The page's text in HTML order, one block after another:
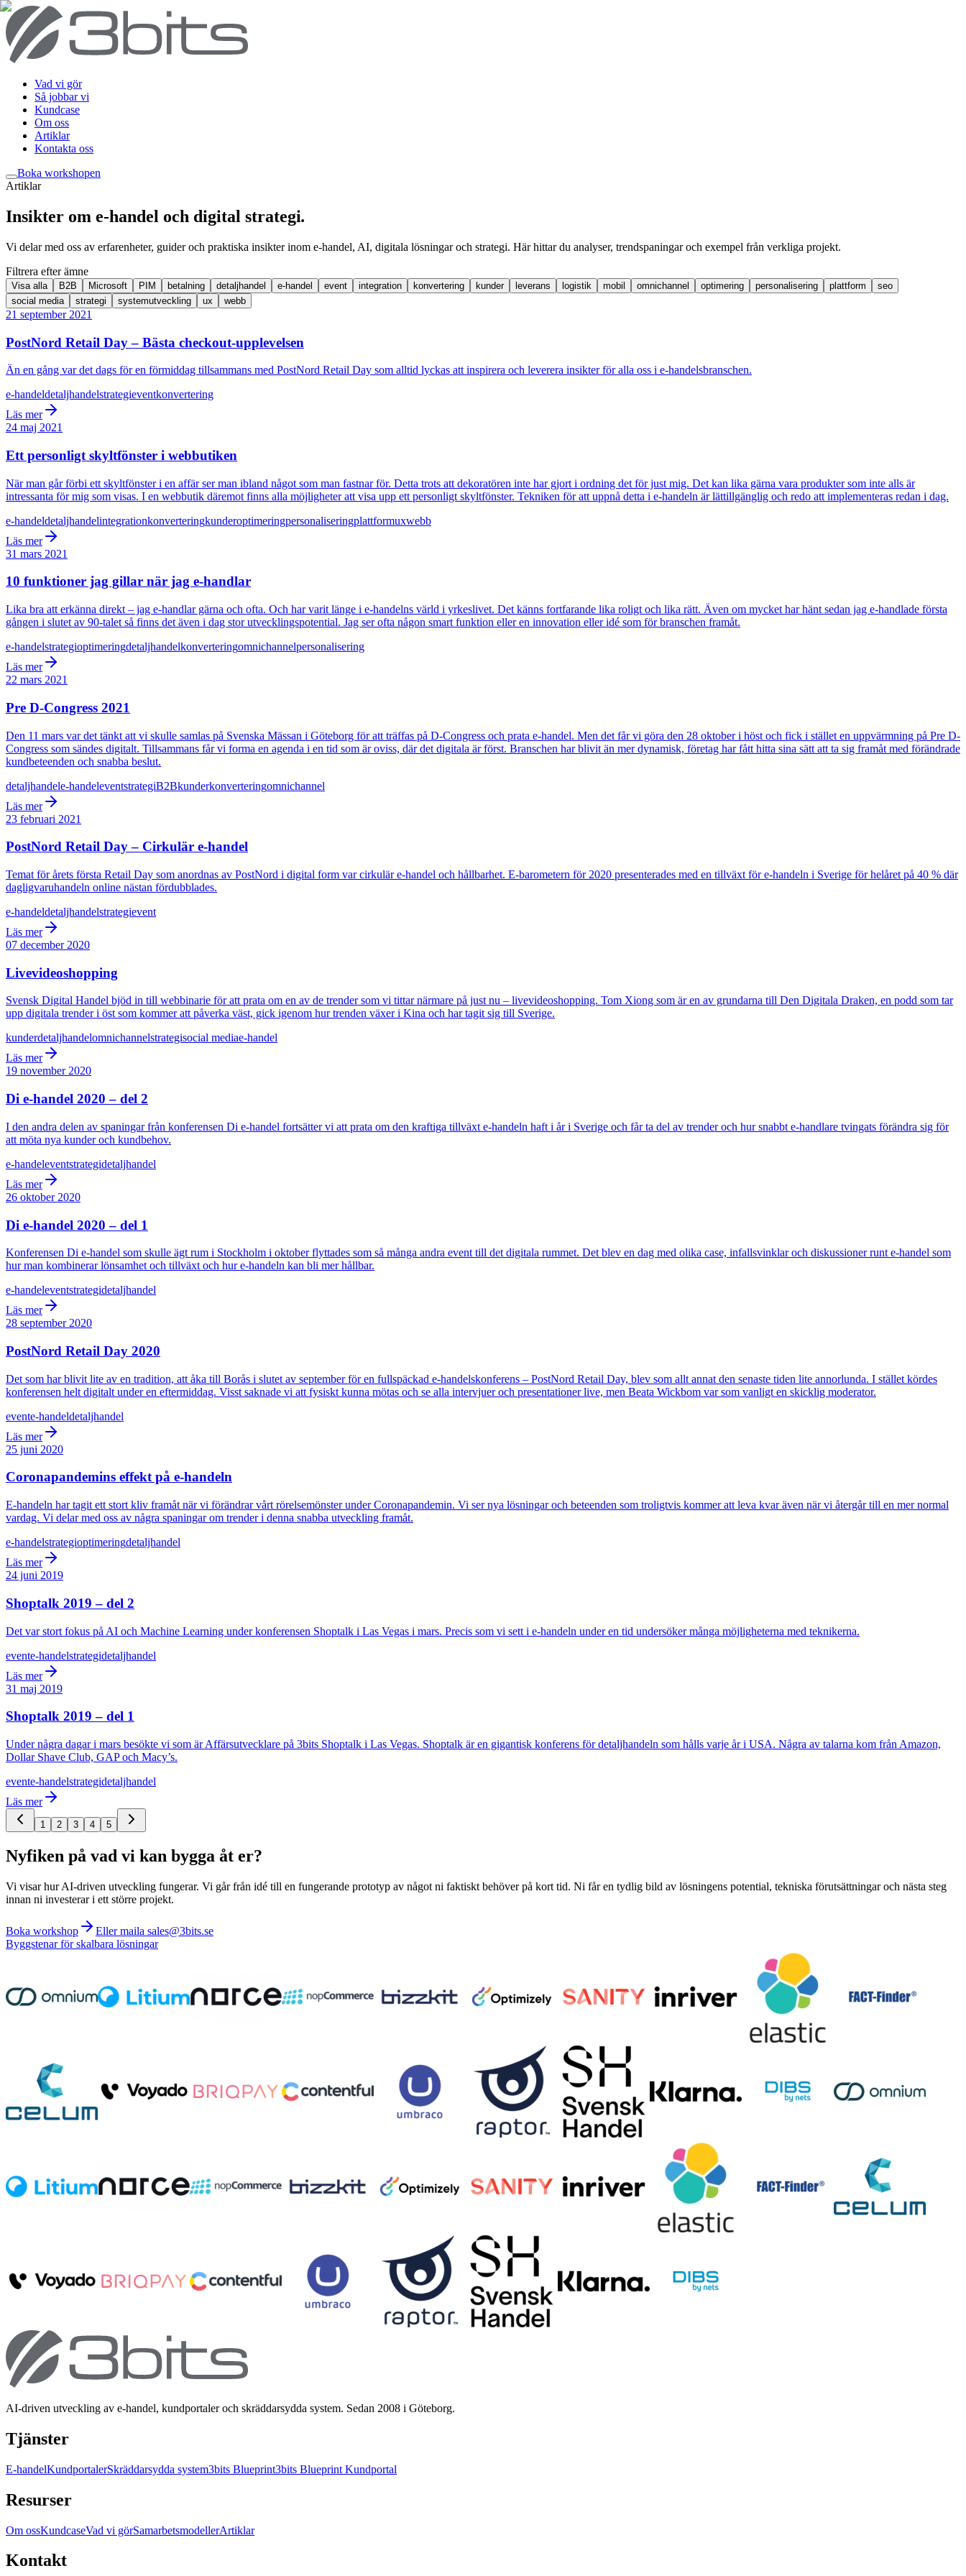
Vad vi gör
Så jobbar vi
Kundcase
Om oss
Artiklar
Kontakta oss
Boka workshopen
Artiklar
Insikter om e-handel och digital strategi.
Vi delar med oss av erfarenheter, guider och praktiska insikter inom e-handel, AI, digitala lösningar och strategi. Här hittar du analyser, trendspaningar och exempel från verkliga projekt.
Filtrera efter ämne
Visa alla B2B Microsoft PIM betalning detaljhandel e-handel event integration konvertering kunder leverans logistik mobil omnichannel optimering personalisering plattform
seo
social media
strategi systemutveckling ux webb
21 september 2021
PostNord Retail Day – Bästa checkout-upplevelsen
Än en gång var det dags för en förmiddag tillsammans med PostNord Retail Day som alltid lyckas att inspirera och leverera insikter för alla oss i e-handelsbranschen.
e-handeldetaljhandelstrategieventkonvertering
Läs mer
24 maj 2021
Ett personligt skyltfönster i webbutiken
När man går förbi ett skyltfönster i en affär ser man ibland något som man fastnar för. Detta trots att dekoratören inte har gjort i ordning det för just mig. Det kan lika gärna vara produkter som inte alls är
intressanta för mig som visas. I en webbutik däremot finns alla möjligheter att visa upp ett personligt skyltfönster. Tekniken för att uppnå detta i e-handeln är lättillgänglig och redo att implementeras redan i dag.
e-handeldetaljhandelintegrationkonverteringkunderoptimeringpersonaliseringplattformuxwebb
Läs mer
31 mars 2021
10 funktioner jag gillar när jag e-handlar
Lika bra att erkänna direkt – jag e-handlar gärna och ofta. Och har varit länge i e-handelns värld i yrkeslivet. Det känns fortfarande lika roligt och lika rätt. Även om mycket har hänt sedan jag e-handlade första
gången i slutet av 90-talet så finns det även i dag stor utvecklingspotential. Jag ser ofta någon smart funktion eller en innovation eller idé som för branschen framåt.
e-handelstrategioptimeringdetaljhandelkonverteringomnichannelpersonalisering
Läs mer
22 mars 2021
Pre D-Congress 2021
Den 11 mars var det tänkt att vi skulle samlas på Svenska Mässan i Göteborg för att träffas på D-Congress och prata e-handel. Men det får vi göra den 28 oktober i höst och fick i stället en uppvärmning på Pre D-
Congress som sändes digitalt. Tillsammans får vi forma en agenda i en tid som är oviss, där det digitala är först. Branschen har blivit än mer dynamisk, företag har fått hitta sina sätt att ta sig framåt med förändrade
kundbeteenden och snabba beslut.
detaljhandele-handeleventstrategiB2Bkunderkonverteringomnichannel
Läs mer
23 februari 2021
PostNord Retail Day – Cirkulär e-handel
Temat för årets första Retail Day som anordnas av PostNord i digital form var cirkulär e-handel och hållbarhet. E-barometern för 2020 presenterades med en tillväxt för e-handeln i Sverige för helåret på 40 % där
dagligvaruhandeln online nästan fördubblades.
e-handeldetaljhandelstrategievent
Läs mer
07 december 2020
Livevideoshopping
Svensk Digital Handel bjöd in till webbinarie för att prata om en av de trender som vi tittar närmare på just nu – livevideoshopping. Tom Xiong som är en av grundarna till Den Digitala Draken, en podd som tar
upp digitala trender i öst som kommer att påverka väst, gick igenom hur trenden växer i Kina och har tagit sig till Sverige.
kunderdetaljhandelomnichannelstrategisocial mediae-handel
Läs mer
19 november 2020
Di e-handel 2020 – del 2
I den andra delen av spaningar från konferensen Di e-handel fortsätter vi att prata om den kraftiga tillväxt e-handeln haft i år i Sverige och får ta del av trender och hur snabbt e-handlare tvingats förändra sig för
att möta nya kunder och kundbehov.
e-handeleventstrategidetaljhandel
Läs mer
26 oktober 2020
Di e-handel 2020 – del 1
Konferensen Di e-handel som skulle ägt rum i Stockholm i oktober flyttades som så många andra event till det digitala rummet. Det blev en dag med olika case, infallsvinklar och diskussioner runt e-handel som
hur man kombinerar lönsamhet och tillväxt och hur e-handeln kan bli mer hållbar.
e-handeleventstrategidetaljhandel
Läs mer
28 september 2020
PostNord Retail Day 2020
Det som har blivit lite av en tradition, att åka till Borås i slutet av september för en fullspäckad e-handelskonferens – PostNord Retail Day, blev som allt annat den senaste tiden lite annorlunda. I stället kördes
konferensen helt digitalt under en eftermiddag. Visst saknade vi att fysiskt kunna mötas och se alla intervjuer och presentationer live, men Beata Wickbom var som vanligt en skicklig moderator.
evente-handeldetaljhandel
Läs mer
25 juni 2020
Coronapandemins effekt på e-handeln
E-handeln har tagit ett stort kliv framåt när vi förändrar vårt rörelsemönster under Coronapandemin. Vi ser nya lösningar och beteenden som troligtvis kommer att leva kvar även när vi återgår till en mer normal
vardag. Vi delar med oss av några spaningar om trender i denna snabba utveckling framåt.
e-handelstrategioptimeringdetaljhandel
Läs mer
24 juni 2019
Shoptalk 2019 – del 2
Det var stort fokus på AI och Machine Learning under konferensen Shoptalk i Las Vegas i mars. Precis som vi sett i e-handeln under en tid undersöker många möjligheterna med teknikerna.
evente-handelstrategidetaljhandel
Läs mer
31 maj 2019
Shoptalk 2019 – del 1
Under några dagar i mars besökte vi som är Affärsutvecklare på 3bits Shoptalk i Las Vegas. Shoptalk är en gigantisk konferens för detaljhandeln som hålls varje år i USA. Några av talarna kom från Amazon,
Dollar Shave Club, GAP och Macy’s.
evente-handelstrategidetaljhandel
Läs mer
1 2 3 4 5
Nyfiken på vad vi kan bygga åt er?
Vi visar hur AI-driven utveckling fungerar. Vi går från idé till en fungerande prototyp av något ni faktiskt behöver på kort tid. Ni får en tydlig bild av lösningens potential, tekniska förutsättningar och nästa steg
innan ni investerar i ett större projekt.
Boka workshop
Eller maila sales@3bits.se
Byggstenar för skalbara lösningar
AI-driven utveckling av e-handel, kundportaler och skräddarsydda system. Sedan 2008 i Göteborg.
Tjänster
E-handelKundportalerSkräddarsydda system3bits Blueprint3bits Blueprint Kundportal
Resurser
Om ossKundcaseVad vi görSamarbetsmodellerArtiklar
Kontakt